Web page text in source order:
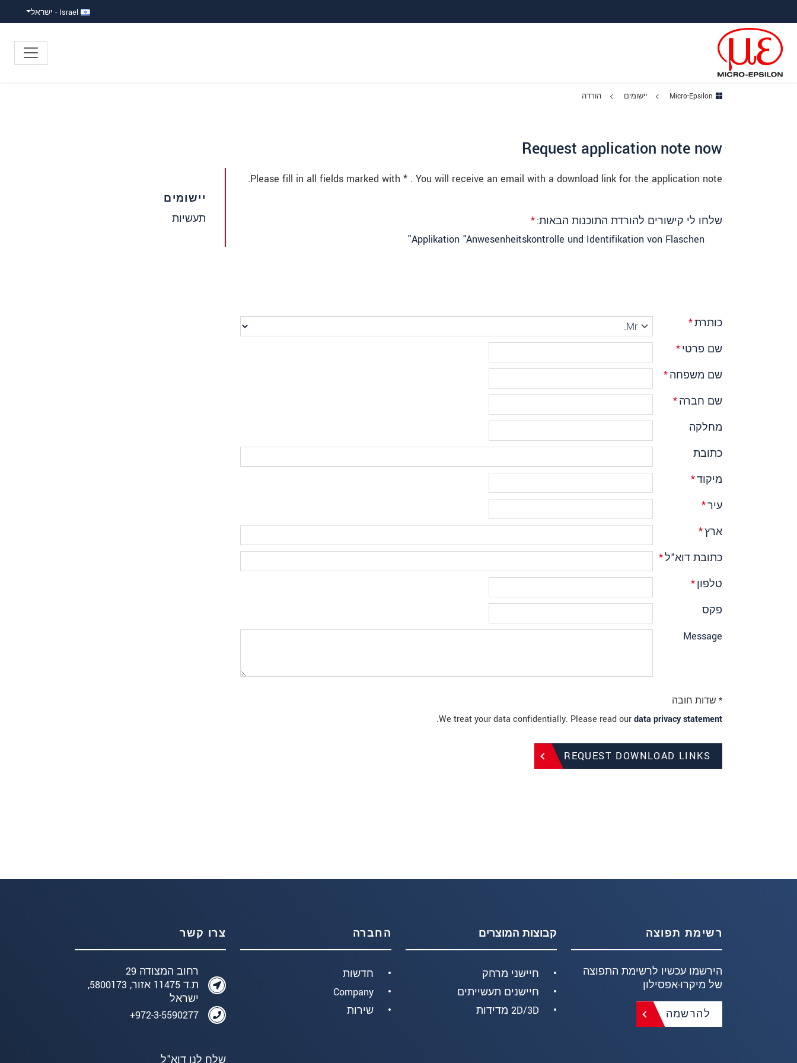
Israel - ישראל
Micro-Epsilon יישומים הורדה
Request application note now
Please fill in all fields marked with * . You will receive an email with a download link for the application note.
שלחו לי קישורים להורדת התוכנות הבאות:*
Applikation "Anwesenheitskontrolle und Identifikation von Flaschen"
כותרת*
שם פרטי*
שם משפחה*
שם חברה*
מחלקה
כתובת
מיקוד*
עיר*
ארץ*
כתובת דוא"ל*
טלפון*
פקס
Message
* שדות חובה
We treat your data confidentially. Please read ourdata privacy statement
.
REQUEST DOWNLOAD LINKS
יישומים
תעשיות
רשימת תפוצה
הירשמו עכשיו לרשימת התפוצה
של מיקרו-אפסילון
להרשמה
קבוצות המוצרים
חיישני מרחק
חיישנים תעשייתים
2D/3D מדידות
החברה
חדשות
Company
שירות
צרו קשר
רחוב המצודה 29
ת.ד 11475 אזור, 5800173,
ישראל
972-3-5590277+
שלח לנו דוא"ל